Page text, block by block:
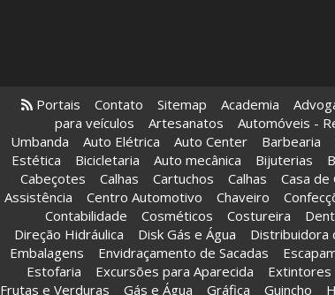
Portais Contato Sitemap Academia
para veículos
Artesanatos Automóveis -
Umbanda
Auto Elétrica Auto Center Barbearia
Estética
Bicicletaria Auto mecânica Bijuterias
Cabeçotes
Calhas Cartuchos Calhas Casa de
Assistência
Centro Automotivo Chaveiro
Contabilidade
Cosméticos Costureira
Direção Hidráulica
Disk Gás e Água Distribuidora
Embalagens
Envidraçamento de Sacadas
Estofaria
Excursões para Aparecida Extintores
Frutas e Verduras
Gás e Água Gráfica Guincho